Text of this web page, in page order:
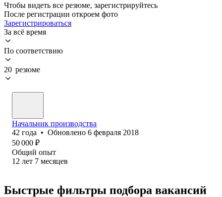
Чтобы видеть все резюме, зарегистрируйтесь
После регистрации откроем фото
Зарегистрироваться
За всё время
По соответствию
20 резюме
Начальник производства
42 года • Обновлено 6 февраля 2018
50 000 ₽
Общий опыт
12 лет 7 месяцев
Быстрые фильтры подбора вакансий